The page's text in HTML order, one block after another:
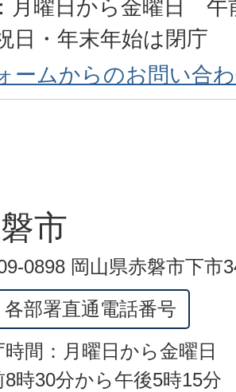
月曜日から金曜日 午
・年末年始は閉庁
ームからのお問い合
市
0898 岡山県赤磐市下市
各部署直通電話番号
時間：月曜日から金曜日
8時30分から午後5時15分